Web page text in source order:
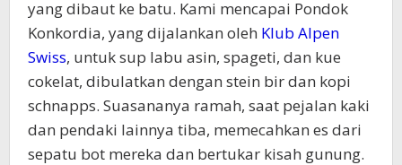
yang dibaut ke batu. Kami mencapai Pondok
Konkordia, yang dijalankan oleh Klub Alpen
Swiss, untuk sup labu asin, spageti, dan kue
cokelat, dibulatkan dengan stein bir dan kopi
schnapps. Suasananya ramah, saat pejalan kaki
dan pendaki lainnya tiba, memecahkan es dari
sepatu bot mereka dan bertukar kisah gunung.